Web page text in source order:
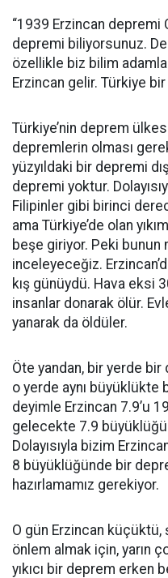
“1939 Erzincan depremi
depremi biliyorsunuz.
özellikle biz bilim
Erzincan gelir. Türkiye
Türkiye’nin deprem
depremlerin olması
yüzyıldaki bir depremi
depremi yoktur.
Filipinler gibi birinci
ama Türkiye’de olan
beşe giriyor. Peki bunun
inceleyeceğiz.
kış günüydü. Hava eksi
insanlar donarak ölür.
yanarak da öldüler.
Öte yandan, bir yerde
o yerde aynı büyüklükte
deyimle Erzincan 7.9’u
gelecekte 7.9
Dolayısıyla bizim
8 büyüklüğünde bir
hazırlamamız gerekiyor.
O gün Erzincan küçüktü,
önlem almak için, yarın
yıkıcı bir deprem erken